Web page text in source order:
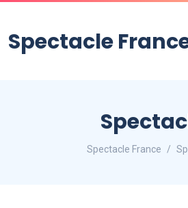
Spectacle
Spectacle France